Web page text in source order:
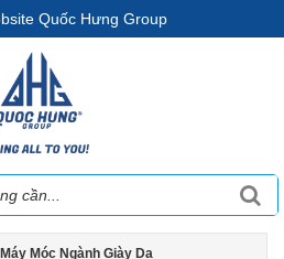
Quốc Hưng Group
Máy Móc Ngành Giày Da